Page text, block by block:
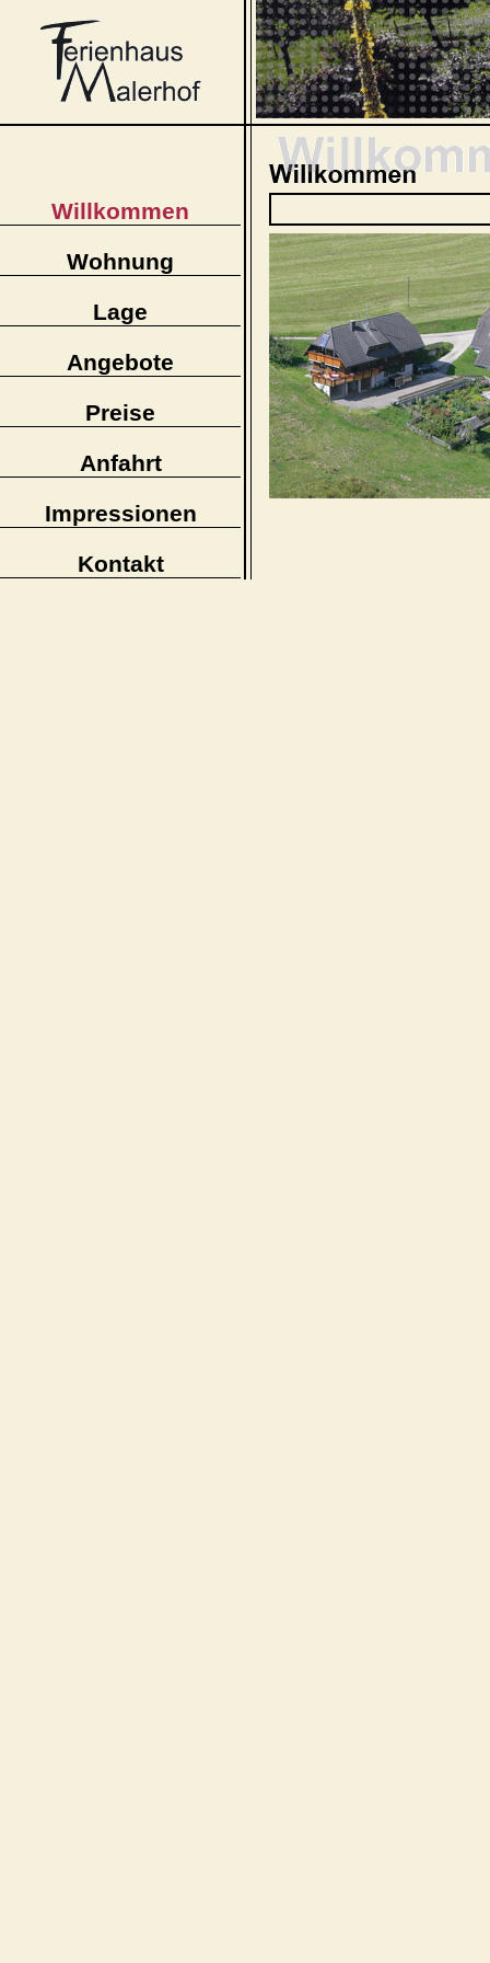
Willkommen
Wohnung
Lage
Angebote
Preise
Anfahrt
Impressionen
Kontakt